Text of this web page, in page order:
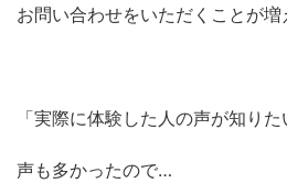
お問い合わせをいただくことが増
「実際に体験した人の声が知り
声も多かったので…